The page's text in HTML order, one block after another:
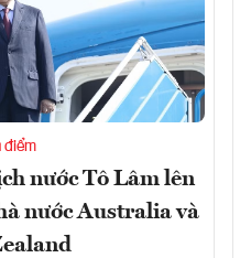
điểm
nước Tô Lâm lên
nước Australia và